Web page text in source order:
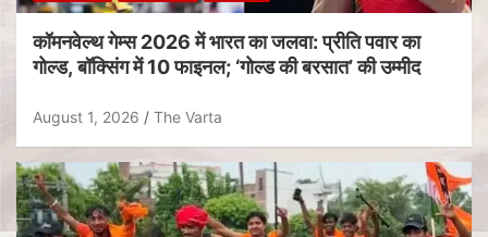
कॉमनवेल्थ गेम्स 2026 में भारत का जलवा: प्रीति पवार का
गोल्ड, बॉक्सिंग में 10 फाइनल; ‘गोल्ड की बरसात’ की उम्मीद
August 1, 2026 The Varta